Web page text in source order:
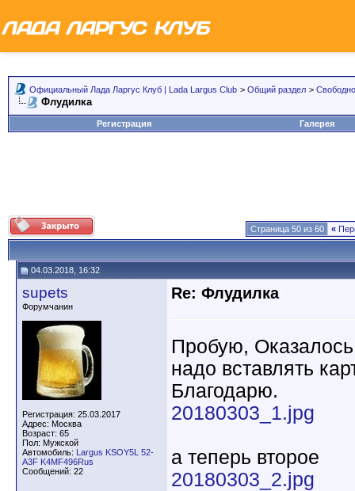
Официальный Лада Ларгус Клуб | Lada Largus Club > Общий раздел >
Флудилка
Регистрация Галерея
Страница 50 из 60 «
04.03.2018, 16:32
supets
Форумчанин
Регистрация: 25.03.2017
Адрес: Москва
Возраст: 65
Пол: Мужской
Автомобиль: Largus KSOY5L 52-
A3F K4MF496Rus
Сообщений: 22
Re: Флудилка
Пробую,
надо вставлять
Благодарю.
20180303_1.jpg
а теперь второе
20180303_2.jpg